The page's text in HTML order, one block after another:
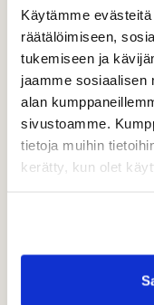
Käytämme
räätälöimiseen,
tukemiseen ja
jaamme sosiaalisen
alan
sivustoamme.
tietoja muihin
kerätty, kun olet